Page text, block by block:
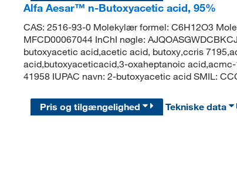
Alfa Aesar™ n-Butoxyacetic acid, 95%
CAS: 2516-93-0 Molekylær formel: C6H12O3
MFCD00067044 InChI nøgle:
butoxyacetic acid,acetic acid, butoxy,ccris
acid,butoxyaceticacid,3-oxaheptanoic
41958 IUPAC navn: 2-butoxyacetic acid SMIL:
Pris og tilgængelighed Tekniske data